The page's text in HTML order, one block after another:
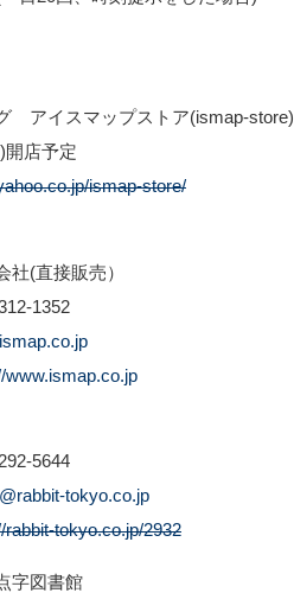
アイスマップストア(ismap-store)
店予定
ismap-store/
社(直接販売）
1352
www.ismap.co.jp
5644
tokyo.co.jp
rabbit-tokyo.co.jp/2932
字図書館